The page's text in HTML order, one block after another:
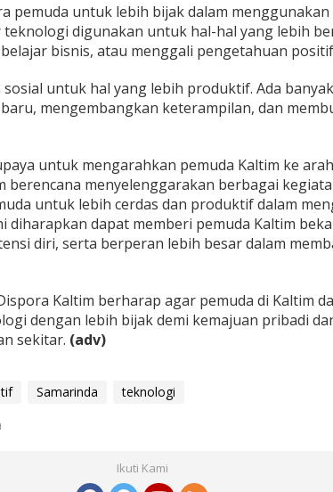
pemuda untuk lebih bijak dalam menggunakan
teknologi digunakan untuk hal-hal yang lebih
bisnis, atau menggali pengetahuan
sosial untuk hal yang lebih produktif. Ada
mengembangkan keterampilan, dan
untuk mengarahkan pemuda Kaltim ke
berencana menyelenggarakan berbagai
untuk lebih cerdas dan produktif dalam
diharapkan dapat memberi pemuda Kaltim
diri, serta berperan lebih besar dalam
Kaltim berharap agar pemuda di Kaltim
dengan lebih bijak demi kemajuan pribadi
sekitar. (adv)
Samarinda
teknologi
Ikuti Kami